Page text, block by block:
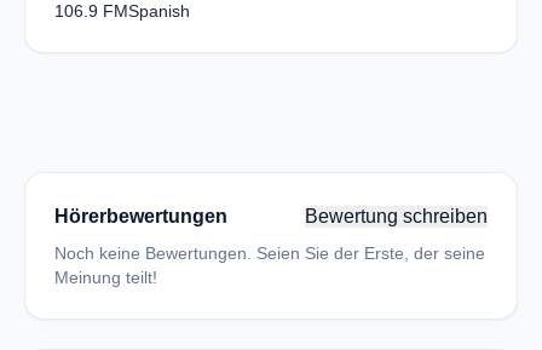
106.9 FMSpanish
Hörerbewertungen Bewertung schreiben
Noch keine Bewertungen. Seien Sie der Erste, der seine
Meinung teilt!